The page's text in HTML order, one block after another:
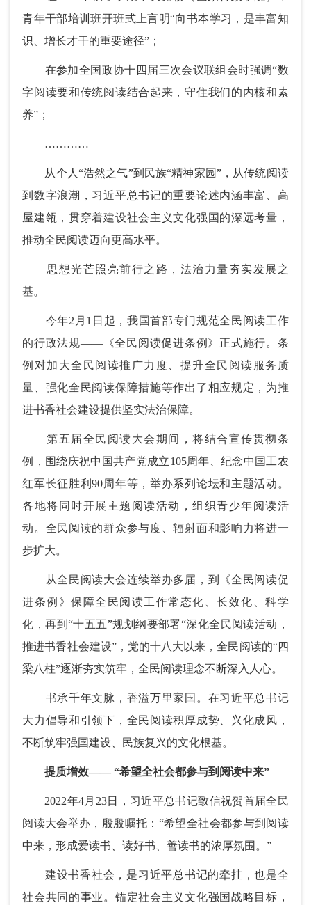
青年干部培训班开班式上言明“向书本学习，是丰富知
识、增长才干的重要途径”；
在参加全国政协十四届三次会议联组会时强调“数
字阅读要和传统阅读结合起来，守住我们的内核和素
养”；
…………
从个人“浩然之气”到民族“精神家园”，从传统阅读
到数字浪潮，习近平总书记的重要论述内涵丰富、高
屋建瓴，贯穿着建设社会主义文化强国的深远考量，
推动全民阅读迈向更高水平。
思想光芒照亮前行之路，法治力量夯实发展之
基。
今年2月1日起，我国首部专门规范全民阅读工作
的行政法规——《全民阅读促进条例》正式施行。条
例对加大全民阅读推广力度、提升全民阅读服务质
量、强化全民阅读保障措施等作出了相应规定，为推
进书香社会建设提供坚实法治保障。
第五届全民阅读大会期间，将结合宣传贯彻条
例，围绕庆祝中国共产党成立105周年、纪念中国工农
红军长征胜利90周年等，举办系列论坛和主题活动。
各地将同时开展主题阅读活动，组织青少年阅读活
动。全民阅读的群众参与度、辐射面和影响力将进一
步扩大。
从全民阅读大会连续举办多届，到《全民阅读促
进条例》保障全民阅读工作常态化、长效化、科学
化，再到“十五五”规划纲要部署“深化全民阅读活动，
推进书香社会建设”，党的十八大以来，全民阅读的“四
梁八柱”逐渐夯实筑牢，全民阅读理念不断深入人心。
书承千年文脉，香溢万里家国。在习近平总书记
大力倡导和引领下，全民阅读积厚成势、兴化成风，
不断筑牢强国建设、民族复兴的文化根基。
提质增效—— “希望全社会都参与到阅读中来”
2022年4月23日，习近平总书记致信祝贺首届全民
阅读大会举办，殷殷嘱托：“希望全社会都参与到阅读
中来，形成爱读书、读好书、善读书的浓厚氛围。”
建设书香社会，是习近平总书记的牵挂，也是全
社会共同的事业。锚定社会主义文化强国战略目标，